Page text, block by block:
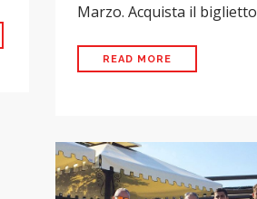
Marzo. Acquista il biglietto
READ MORE